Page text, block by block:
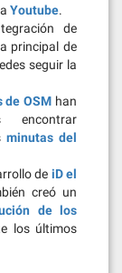
Youtube.
de
principal de
seguir la
de OSM han
encontrar
minutas del
de iD el
creó un
de los
los últimos